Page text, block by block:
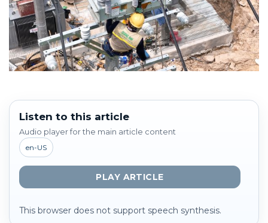
Listen to this article
Audio player for the main article content
en-US
PLAY ARTICLE
This browser does not support speech synthesis.